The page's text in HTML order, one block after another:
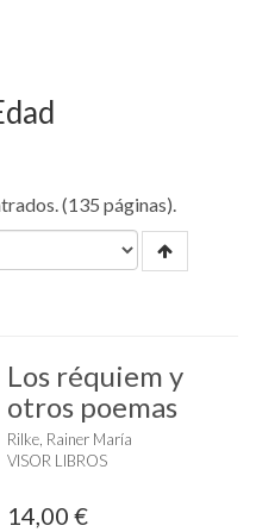
(135 páginas).
Los réquiem y
otros poemas
Rilke, Rainer María
VISOR LIBROS
14,00 €